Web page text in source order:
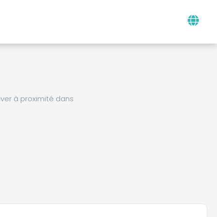
à proximité dans